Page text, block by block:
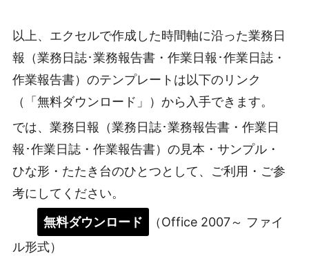
以上、エクセルで作成した時間軸に沿った業務日
報（業務日誌･業務報告書・作業日報･作業日誌・
作業報告書）のテンプレートは以下のリンク
（「無料ダウンロード」）から入手できます。
では、業務日報（業務日誌･業務報告書・作業日
報･作業日誌・作業報告書）の見本・サンプル・
ひな形・たたき台のひとつとして、ご利用・ご参
考にしてください。
無料ダウンロード
（Office 2007～ ファイ
ル形式）